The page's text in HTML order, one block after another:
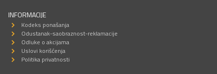
INFORMACIJE
Kodeks ponašanja
Odustanak-saobraznost-reklamacije
Odluke o akcijama
Uslovi korišćenja
Politika privatnosti